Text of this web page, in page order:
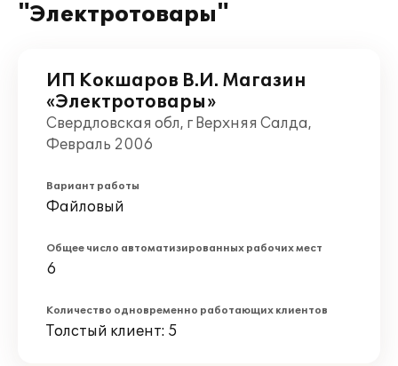
"Электротовары"
ИП Кокшаров В.И. Магазин
«Электротовары»
Свердловская обл, г Верхняя Салда,
Февраль 2006
Вариант работы
Файловый
Общее число автоматизированных рабочих мест
6
Количество одновременно работающих клиентов
Толстый клиент: 5